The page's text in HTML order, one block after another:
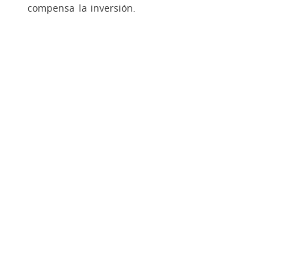
compensa la inversión.